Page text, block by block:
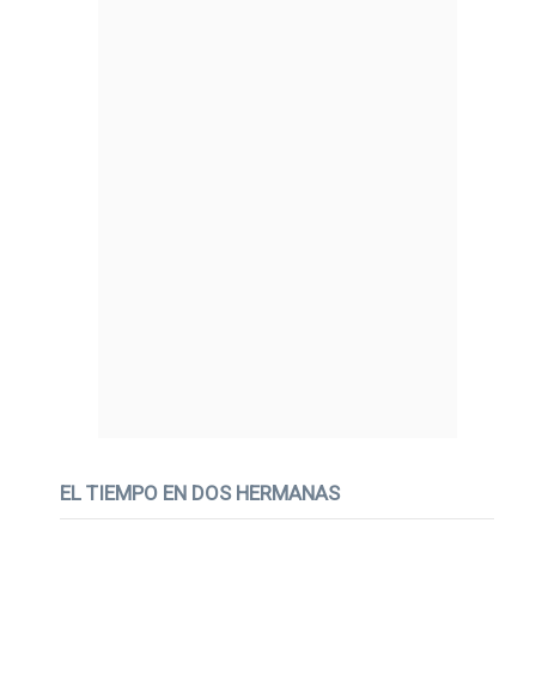
EL TIEMPO EN DOS HERMANAS